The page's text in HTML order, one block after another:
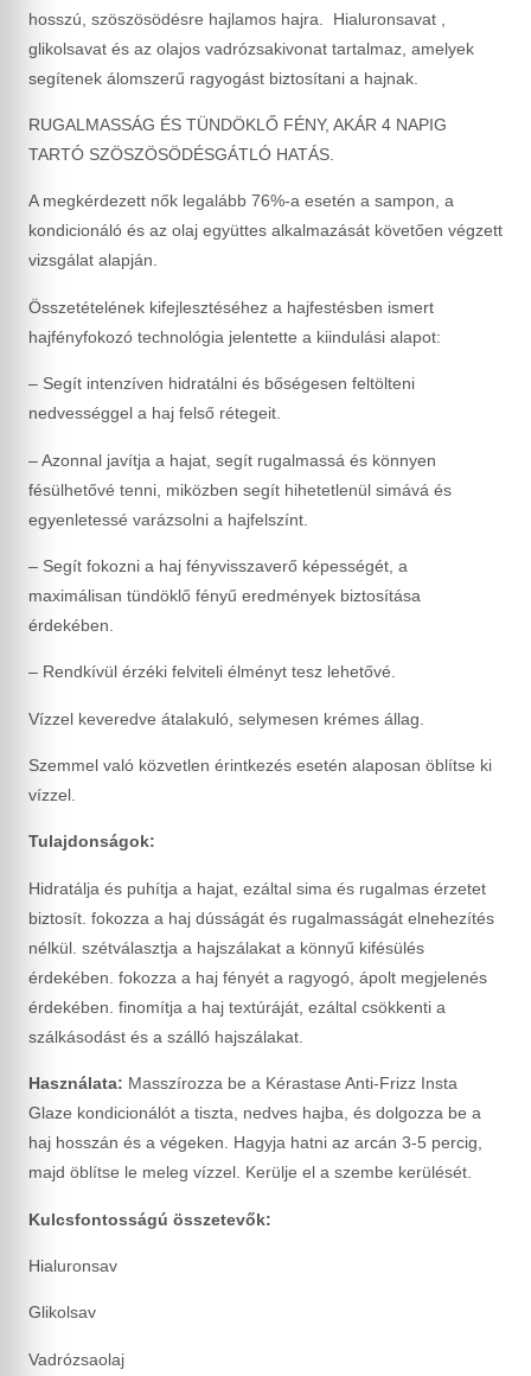
hosszú, szöszösödésre hajlamos hajra. Hialuronsavat ,
glikolsavat és az olajos vadrózsakivonat tartalmaz, amelyek
segítenek álomszerű ragyogást biztosítani a hajnak.
RUGALMASSÁG ÉS TÜNDÖKLŐ FÉNY, AKÁR 4 NAPIG
TARTÓ SZÖSZÖSÖDÉSGÁTLÓ HATÁS.
A megkérdezett nők legalább 76%-a esetén a sampon, a
kondicionáló és az olaj együttes alkalmazását követően végzett
vizsgálat alapján.
Összetételének kifejlesztéséhez a hajfestésben ismert
hajfényfokozó technológia jelentette a kiindulási alapot:
– Segít intenzíven hidratálni és bőségesen feltölteni
nedvességgel a haj felső rétegeit.
– Azonnal javítja a hajat, segít rugalmassá és könnyen
fésülhetővé tenni, miközben segít hihetetlenül simává és
egyenletessé varázsolni a hajfelszínt.
– Segít fokozni a haj fényvisszaverő képességét, a
maximálisan tündöklő fényű eredmények biztosítása
érdekében.
– Rendkívül érzéki felviteli élményt tesz lehetővé.
Vízzel keveredve átalakuló, selymesen krémes állag.
Szemmel való közvetlen érintkezés esetén alaposan öblítse ki
vízzel.
Tulajdonságok:
Hidratálja és puhítja a hajat, ezáltal sima és rugalmas érzetet
biztosít. fokozza a haj dússágát és rugalmasságát elnehezítés
nélkül. szétválasztja a hajszálakat a könnyű kifésülés
érdekében. fokozza a haj fényét a ragyogó, ápolt megjelenés
érdekében. finomítja a haj textúráját, ezáltal csökkenti a
szálkásodást és a szálló hajszálakat.
Használata: Masszírozza be a Kérastase Anti-Frizz Insta
Glaze kondicionálót a tiszta, nedves hajba, és dolgozza be a
haj hosszán és a végeken. Hagyja hatni az arcán 3-5 percig,
majd öblítse le meleg vízzel. Kerülje el a szembe kerülését.
Kulcsfontosságú összetevők:
Hialuronsav
Glikolsav
Vadrózsaolaj